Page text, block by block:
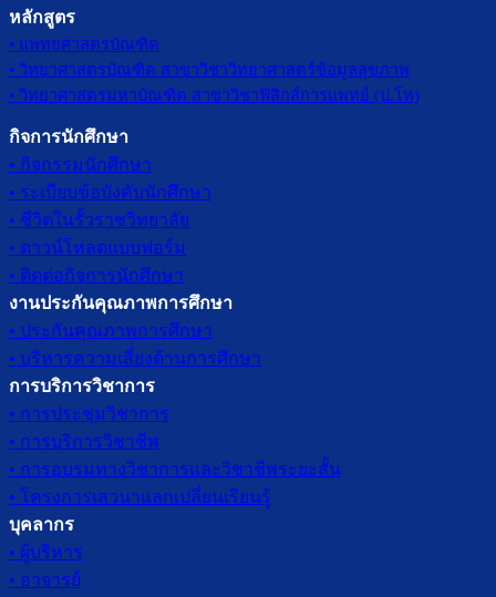
หลักสูตร
• แพทยศาสตรบัณฑิต
• วิทยาศาสตรบัณฑิต สาขาวิชาวิทยาศาสตร์ข้อมูลสุขภาพ
• วิทยาศาสตรมหาบัณฑิต สาขาวิชาฟิสิกส์การแพทย์ (ป.โท)
กิจการนักศึกษา
• กิจกรรมนักศึกษา
• ระเบียบข้อบังคับนักศึกษา
• ชีวิตในรั้วราชวิทยาลัย
• ดาวน์โหลดแบบฟอร์ม
• ติดต่อกิจการนักศึกษา
งานประกันคุณภาพการศึกษา
• ประกันคุณภาพการศึกษา
• บริหารความเสี่ยงด้านการศึกษา
การบริการวิชาการ
• การประชุมวิชาการ
• การบริการวิชาชีพ
• การอบรมทางวิชาการและวิชาชีพระยะสั้น
• โครงการเสวนาแลกเปลี่ยนเรียนรู้
บุคลากร
• ผู้บริหาร
• อาจารย์